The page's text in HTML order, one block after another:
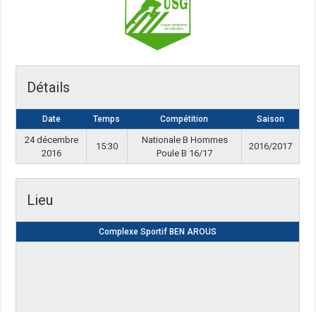
Détails
Date Temps Compétition Saison
24 décembre
2016
15:30
Nationale B Hommes
Poule B 16/17
2016/2017
Lieu
Complexe Sportif BEN AROUS